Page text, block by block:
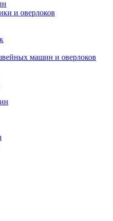
и оверлоков
машин и оверлоков